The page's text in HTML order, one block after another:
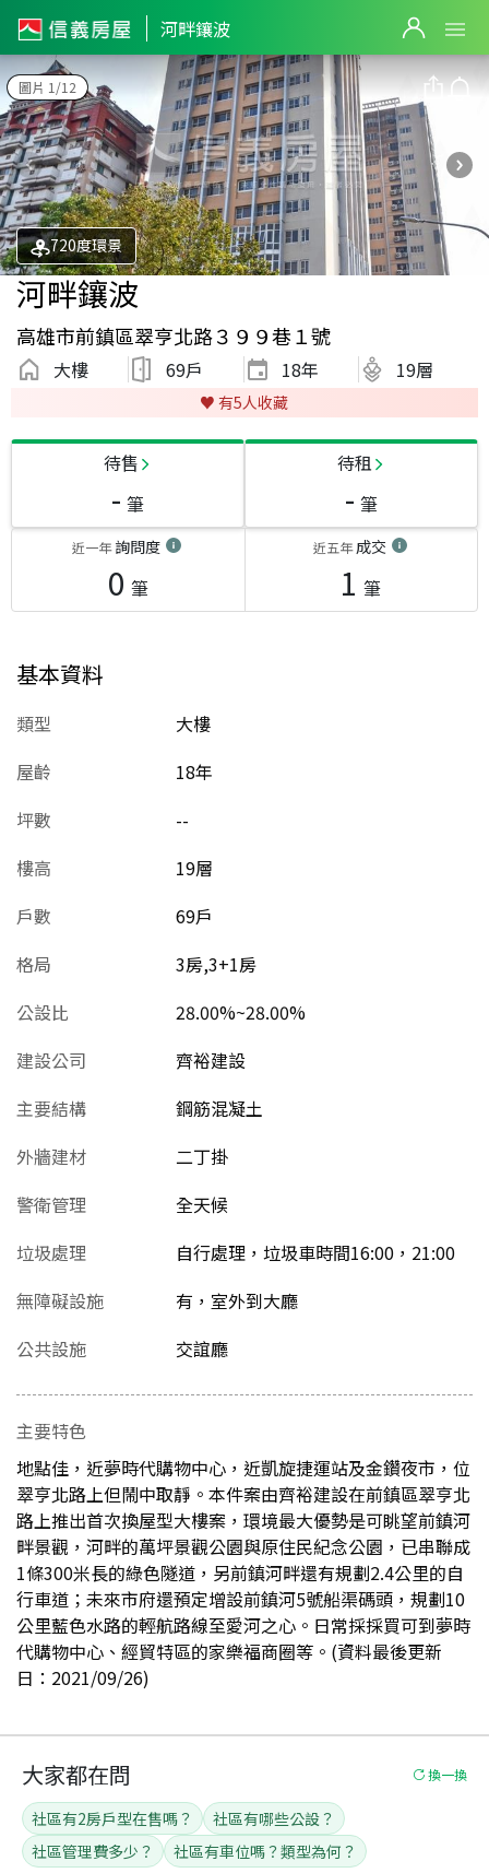
河畔鑲波
圖片 1/12
720度環景
河畔鑲波
高雄市前鎮區翠亨北路３９９巷１號
大樓 69戶 18年 19層
♥️ 有5人收藏
待售
- 筆
待租
- 筆
近一年詢問度
0 筆
近五年成交
1 筆
基本資料
類型
大樓
屋齡
18年
坪數
--
樓高
19層
戶數
69戶
格局
3房,3+1房
公設比
28.00%~28.00%
建設公司
齊裕建設
主要結構
鋼筋混凝土
外牆建材
二丁掛
警衛管理
全天候
垃圾處理
自行處理，垃圾車時間16:00，21:00
無障礙設施
有，室外到大廳
公共設施
交誼廳
主要特色
地點佳，近夢時代購物中心，近凱旋捷運站及金鑽夜市，位
翠亨北路上但鬧中取靜。本件案由齊裕建設在前鎮區翠亨北
路上推出首次換屋型大樓案，環境最大優勢是可眺望前鎮河
畔景觀，河畔的萬坪景觀公園與原住民紀念公園，已串聯成
1條300米長的綠色隧道，另前鎮河畔還有規劃2.4公里的自
行車道；未來市府還預定增設前鎮河5號船渠碼頭，規劃10
公里藍色水路的輕航路線至愛河之心。日常採採買可到夢時
代購物中心、經貿特區的家樂福商圈等。(資料最後更新
日：2021/09/26)
大家都在問 換一換
社區有2房戶型在售嗎？
社區有哪些公設？
社區管理費多少？
社區有車位嗎？類型為何？